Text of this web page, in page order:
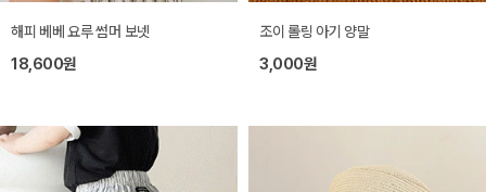
해피 베베 요루 썸머 보넷
18,600원
조이 롤링 아기 양말
3,000원